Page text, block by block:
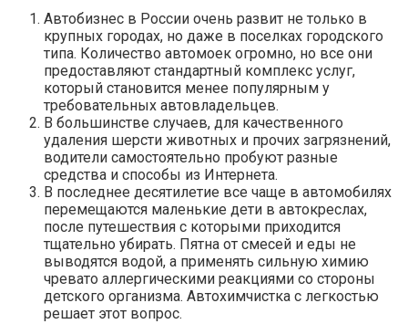
Автобизнес в России очень развит не только в
крупных городах, но даже в поселках городского
типа. Количество автомоек огромно, но все они
предоставляют стандартный комплекс услуг,
который становится менее популярным у
требовательных автовладельцев.
В большинстве случаев, для качественного
удаления шерсти животных и прочих загрязнений,
водители самостоятельно пробуют разные
средства и способы из Интернета.
В последнее десятилетие все чаще в автомобилях
перемещаются маленькие дети в автокреслах,
после путешествия с которыми приходится
тщательно убирать. Пятна от смесей и еды не
выводятся водой, а применять сильную химию
чревато аллергическими реакциями со стороны
детского организма. Автохимчистка с легкостью
решает этот вопрос.